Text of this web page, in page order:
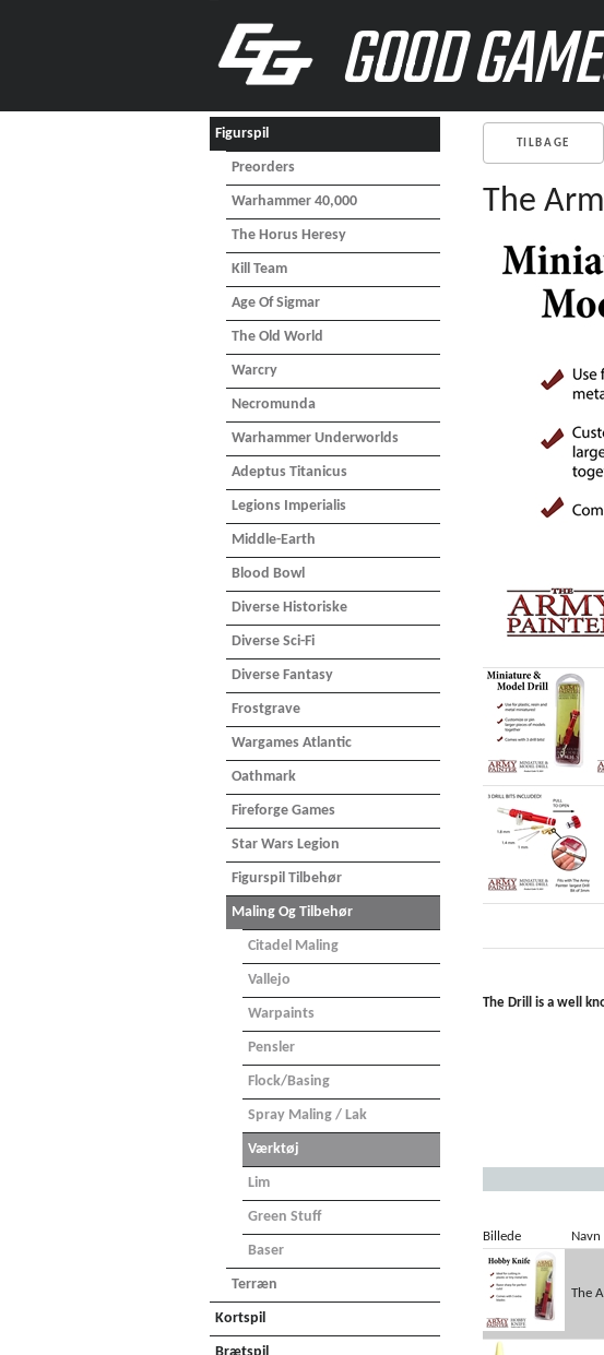
GOOD
Figurspil
Preorders
Warhammer 40,000
The Horus Heresy
Kill Team
Age Of Sigmar
The Old World
Warcry
Necromunda
Warhammer Underworlds
Adeptus Titanicus
Legions Imperialis
Middle-Earth
Blood Bowl
Diverse Historiske
Diverse Sci-Fi
Diverse Fantasy
Frostgrave
Wargames Atlantic
Oathmark
Fireforge Games
Star Wars Legion
Figurspil Tilbehør
Maling Og Tilbehør
Citadel Maling
Vallejo
Warpaints
Pensler
Flock/basing
Spray Maling / Lak
Værktøj
Lim
Green Stuff
Baser
Terræn
Kortspil
TILBAGE
The
The Drill is a well
Billede Navn
The